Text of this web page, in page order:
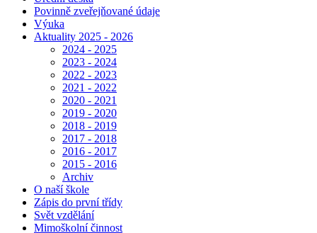
Povinně zveřejňované údaje
Výuka
Aktuality 2025 - 2026
2024 - 2025
2023 - 2024
2022 - 2023
2021 - 2022
2020 - 2021
2019 - 2020
2018 - 2019
2017 - 2018
2016 - 2017
2015 - 2016
Archiv
O naší škole
Zápis do první třídy
Svět vzdělání
Mimoškolní činnost